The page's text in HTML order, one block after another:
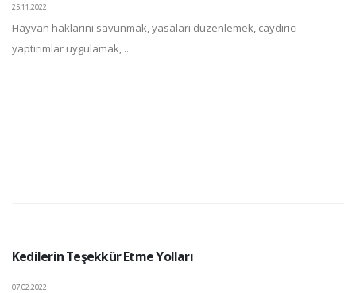
25.11.2022
Hayvan haklarını savunmak, yasaları düzenlemek, caydırıcı
yaptırımlar uygulamak, ...
Kedilerin Teşekkür Etme Yolları
07.02.2022